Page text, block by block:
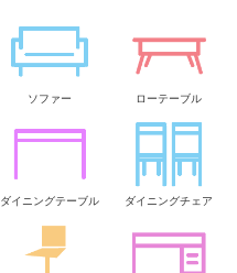
ソファー ローテーブル
ダイニングテーブル ダイニングチェア